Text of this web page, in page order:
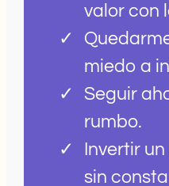
valor con
miedo a
Seguir
rumbo.
Invertir
sin